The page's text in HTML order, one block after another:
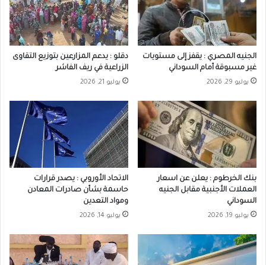
الجنيه المصري : يقفز إلى مستويات
غير مسبوقة أمام السوداني
يوليو 29, 2026
دقلو : يدعم المزارعين بتوزيع التقاوى
الزراعية في ريف الفاشر
يوليو 21, 2026
بنك الخرطوم : يعلن عن اسعار
العملات الأجنبية مقابل الجنيه
السوداني
يوليو 19, 2026
الاتحاد الأوروبي : يصدر قرارات
حاسمة بشأن صادرات المعادن
ومواد التعدين
يوليو 14, 2026